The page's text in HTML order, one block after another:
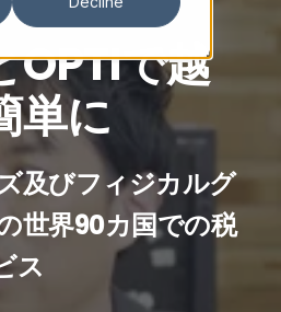
OPTIで越
単に
及びフィジカルグ
世界90カ国での税
ス